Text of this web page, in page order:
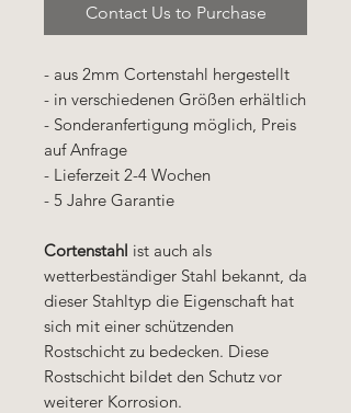
Contact Us to Purchase
- aus 2mm Cortenstahl hergestellt
- in verschiedenen Größen erhältlich
- Sonderanfertigung möglich, Preis
auf Anfrage
- Lieferzeit 2-4 Wochen
- 5 Jahre Garantie
Cortenstahl ist auch als
wetterbeständiger Stahl bekannt, da
dieser Stahltyp die Eigenschaft hat
sich mit einer schützenden
Rostschicht zu bedecken. Diese
Rostschicht bildet den Schutz vor
weiterer Korrosion.